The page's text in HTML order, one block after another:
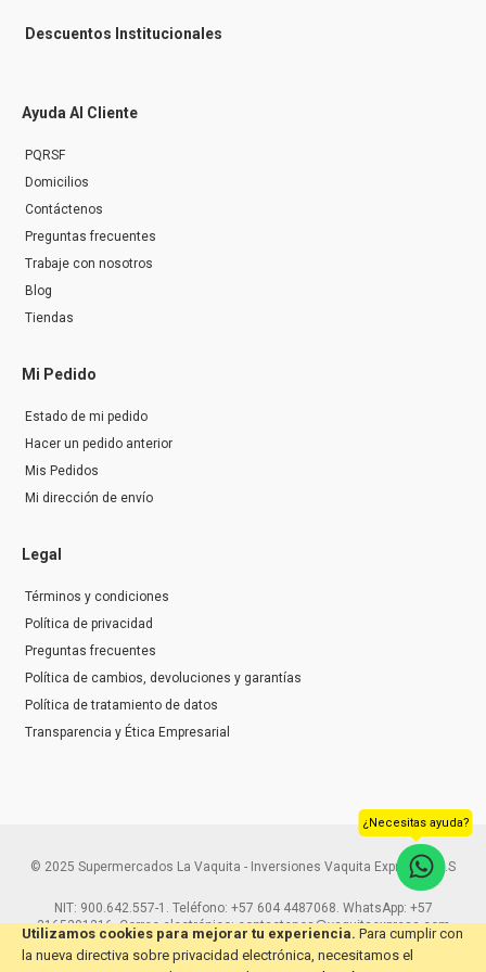
Utilizamos cookies para mejorar tu experiencia. Para cumplir con
la nueva directiva sobre privacidad electrónica, necesitamos el
Descuentos Institucionales
Ayuda Al Cliente
PQRSF
Domicilios
Contáctenos
Preguntas frecuentes
Trabaje con nosotros
Blog
Tiendas
Mi Pedido
Estado de mi pedido
Hacer un pedido anterior
Mis Pedidos
Mi dirección de envío
Legal
Términos y condiciones
Política de privacidad
Preguntas frecuentes
Política de cambios, devoluciones y garantías
Política de tratamiento de datos
Transparencia y Ética Empresarial
© 2025 Supermercados La Vaquita - Inversiones Vaquita Express S.A.S
NIT: 900.642.557-1. Teléfono: +57 604 4487068. WhatsApp: +57
3165291216. Correo electrónico: contactenos@vaquitaexpress.com
¿Necesitas ayuda?